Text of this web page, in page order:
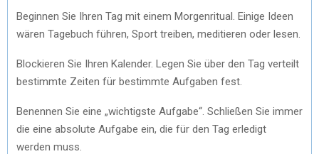
Beginnen Sie Ihren Tag mit einem Morgenritual. Einige Ideen
wären Tagebuch führen, Sport treiben, meditieren oder lesen.
Blockieren Sie Ihren Kalender. Legen Sie über den Tag verteilt
bestimmte Zeiten für bestimmte Aufgaben fest.
Benennen Sie eine „wichtigste Aufgabe“. Schließen Sie immer
die eine absolute Aufgabe ein, die für den Tag erledigt
werden muss.